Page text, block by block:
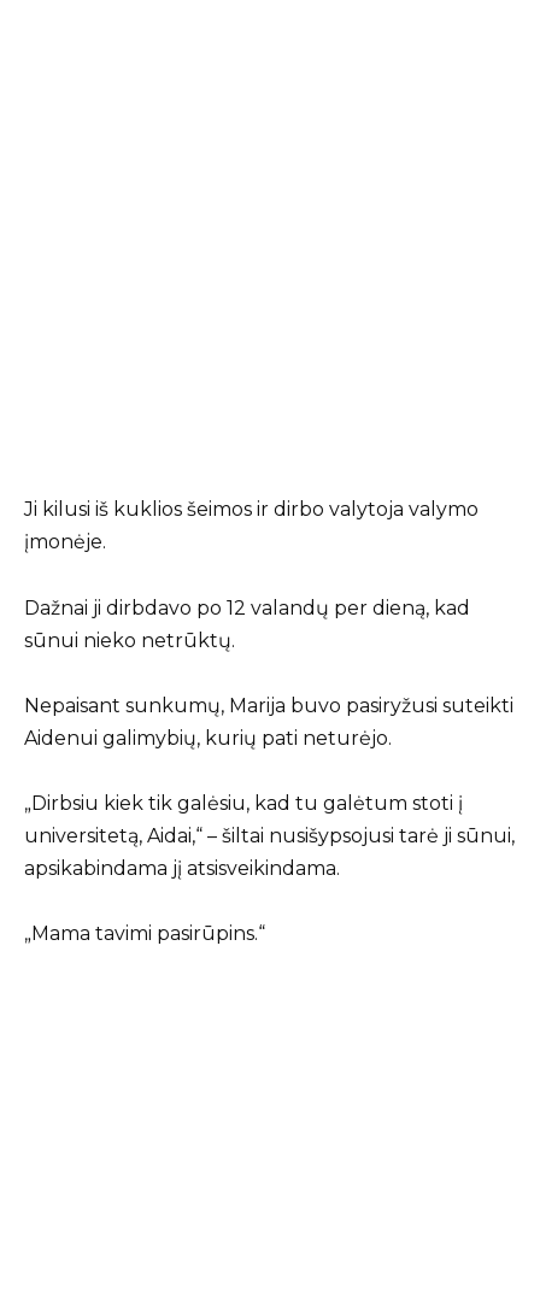
Ji kilusi iš kuklios šeimos ir dirbo valytoja valymo
įmonėje.
Dažnai ji dirbdavo po 12 valandų per dieną, kad
sūnui nieko netrūktų.
Nepaisant sunkumų, Marija buvo pasiryžusi suteikti
Aidenui galimybių, kurių pati neturėjo.
„Dirbsiu kiek tik galėsiu, kad tu galėtum stoti į
universitetą, Aidai,“ – šiltai nusišypsojusi tarė ji sūnui,
apsikabindama jį atsisveikindama.
„Mama tavimi pasirūpins.“